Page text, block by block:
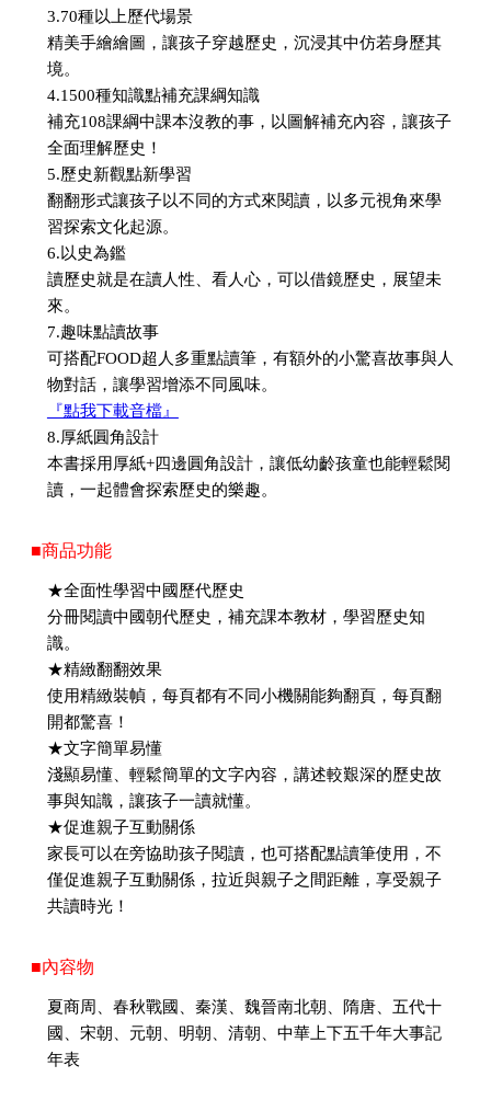
3.70種以上歷代場景
精美手繪繪圖，讓孩子穿越歷史，沉浸其中仿若身歷其
境。
4.1500種知識點補充課綱知識
補充108課綱中課本沒教的事，以圖解補充內容，讓孩子
全面理解歷史！
5.歷史新觀點新學習
翻翻形式讓孩子以不同的方式來閱讀，以多元視角來學
習探索文化起源。
6.以史為鑑
讀歷史就是在讀人性、看人心，可以借鏡歷史，展望未
來。
7.趣味點讀故事
可搭配FOOD超人多重點讀筆，有額外的小驚喜故事與人
物對話，讓學習增添不同風味。
『點我下載音檔』
8.厚紙圓角設計
本書採用厚紙+四邊圓角設計，讓低幼齡孩童也能輕鬆閱
讀，一起體會探索歷史的樂趣。
■商品功能
★全面性學習中國歷代歷史
分冊閱讀中國朝代歷史，補充課本教材，學習歷史知
識。
★精緻翻翻效果
使用精緻裝幀，每頁都有不同小機關能夠翻頁，每頁翻
開都驚喜！
★文字簡單易懂
淺顯易懂、輕鬆簡單的文字內容，講述較艱深的歷史故
事與知識，讓孩子一讀就懂。
★促進親子互動關係
家長可以在旁協助孩子閱讀，也可搭配點讀筆使用，不
僅促進親子互動關係，拉近與親子之間距離，享受親子
共讀時光！
■內容物
夏商周、春秋戰國、秦漢、魏晉南北朝、隋唐、五代十
國、宋朝、元朝、明朝、清朝、中華上下五千年大事記
年表